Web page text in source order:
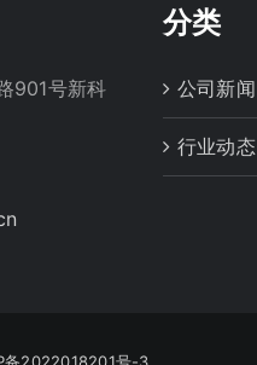
901号新科
分类
公司新闻
行业动态
备2022018201号-3